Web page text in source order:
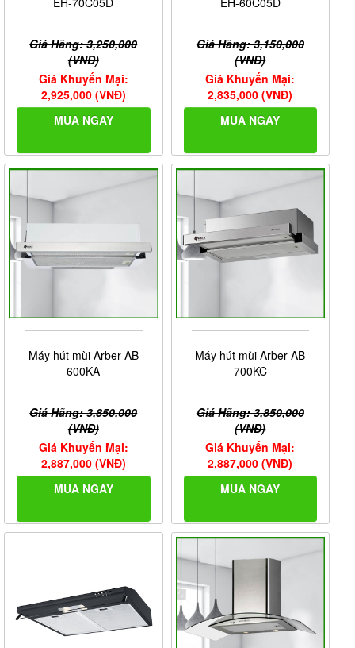
Giá Hãng: 3,250,000
(VNĐ)
Giá Khuyến Mại:
2,925,000 (VNĐ)
MUA NGAY
Giá Hãng: 3,150,000
(VNĐ)
Giá Khuyến Mại:
2,835,000 (VNĐ)
MUA NGAY
Máy hút mùi Arber AB
600KA
Giá Hãng: 3,850,000
(VNĐ)
Giá Khuyến Mại:
2,887,000 (VNĐ)
MUA NGAY
Máy hút mùi Arber AB
700KC
Giá Hãng: 3,850,000
(VNĐ)
Giá Khuyến Mại:
2,887,000 (VNĐ)
MUA NGAY